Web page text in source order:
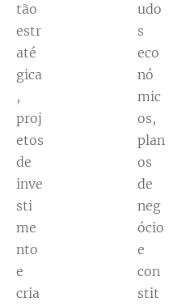
tão
estr
até
gica
,
proj
etos
de
inve
sti
me
nto
e
cria
udo
s
eco
nó
mic
os,
plan
os
de
neg
ócio
e
con
stit